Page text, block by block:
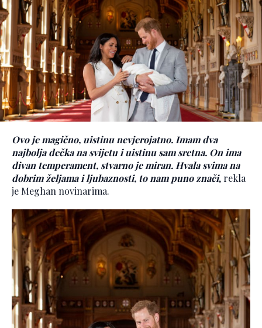
Ovo je magično, uistinu nevjerojatno. Imam dva
najbolja dečka na svijetu i uistinu sam sretna. On ima
divan temperament, stvarno je miran. Hvala svima na
dobrim željama i ljubaznosti, to nam puno znači, rekla
je Meghan novinarima.